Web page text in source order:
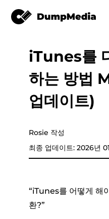
Video
온라인 도구
Spotify mp3로
유튜브 뮤직 MP3
애플 뮤직에 MP3
스노에 MP3
어떻게
iTunes를
하는 방법
업데이트)
Rosie 작성
최종 업데이트: 2026년
“iTunes를 어떻게 해
환?”